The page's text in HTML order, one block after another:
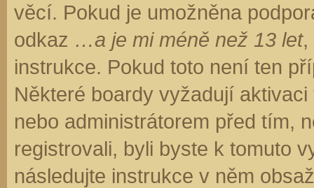
věcí. Pokud je umožněna
odkaz …a je mi méně než 13 let,
instrukce. Pokud toto není ten
Některé boardy vyžadují
nebo administrátorem před tím,
registrovali, byli byste k tomuto
následujte instrukce v něm